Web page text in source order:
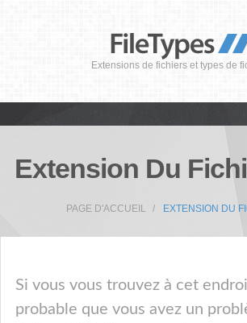
Extensions de fichiers et types de
Extension Du
PAGE D'ACCUEIL EXTENSION DU
Si vous vous trouvez à cet
probable que vous avez un